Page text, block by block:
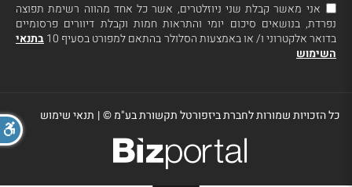
אני מאשר קבלת שני ניוזלטרים, אשר כל אחד מהווה רשימת תפוצה
נפרדת, בנושאים סיכום יומי והתראות חמות וקבלת דיוורים פרסומיים
בדואר אלקטרוני ו/ או באמצעות הסלולר בהתאם למפורט בסעיף 10
בתנאי
השימוש
כל הזכויות שמורות לחברת ביזפורטל תקשורת בע"מ ©| תנאי שימוש